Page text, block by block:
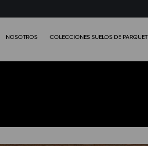
NOSOTROS COLECCIONES SUELOS DE PARQUET